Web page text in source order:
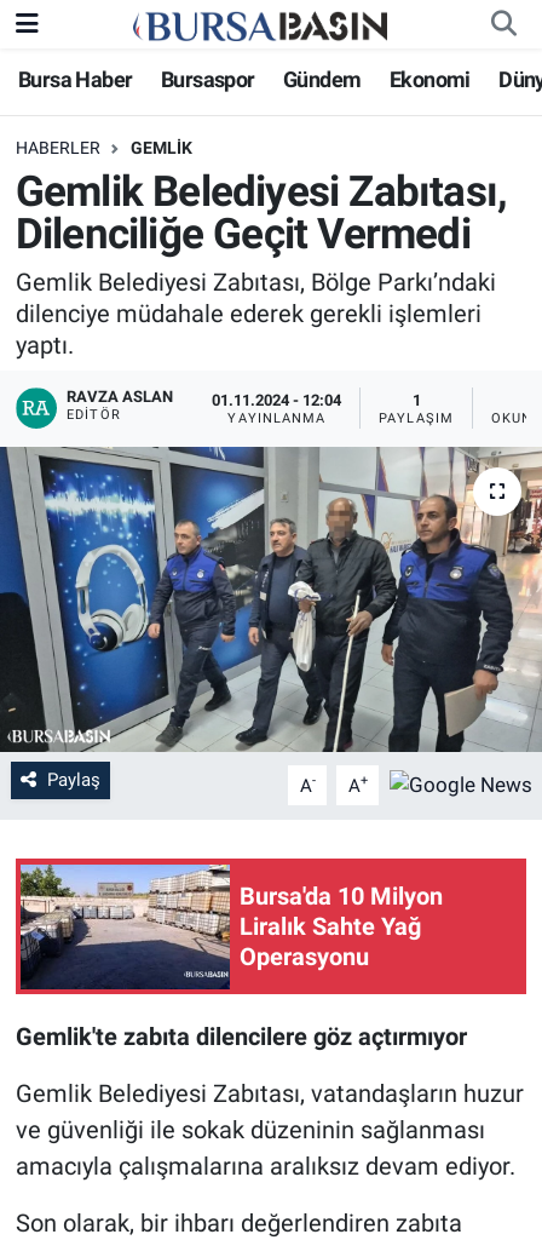
Bursa Haber Bursaspor Gündem Ekonomi
HABERLER GEMLIK
Gemlik Belediyesi Zabıtası,
Dilenciliğe Geçit Vermedi
Gemlik Belediyesi Zabıtası, Bölge Parkı’ndaki
dilenciye müdahale ederek gerekli işlemleri
yaptı.
RAVZA ASLAN
EDITÖR
01.11.2024 - 12:04
YAYINLANMA
1
PAYLAŞIM
Paylaş A- A+
Bursa'da 10 Milyon
Liralık Sahte Yağ
Operasyonu
Gemlik'te zabıta dilencilere göz açtırmıyor
Gemlik Belediyesi Zabıtası, vatandaşların huzur
ve güvenliği ile sokak düzeninin sağlanması
amacıyla çalışmalarına aralıksız devam ediyor.
Son olarak, bir ihbarı değerlendiren zabıta
Bursa Haber
Genel
Politika
Bilim, Teknoloji
KÜLTÜR-SANAT
Yerel
Bursaspor
Gündem
Sağlık
Eğitim
Ekonomi
Dünya
Magazin
Siyaset
Spor
Nöbetçi Eczaneler
Bursa Nöbetçi Eczaneler
Bursa Hava Durumu
Bursa Namaz Vakitleri
Bursa Trafik Yoğunluk Haritası
Süper Lig Puan Durumu ve Fikstür
Tüm Manşetler
Son Dakika Haberleri
Haber Arşivi